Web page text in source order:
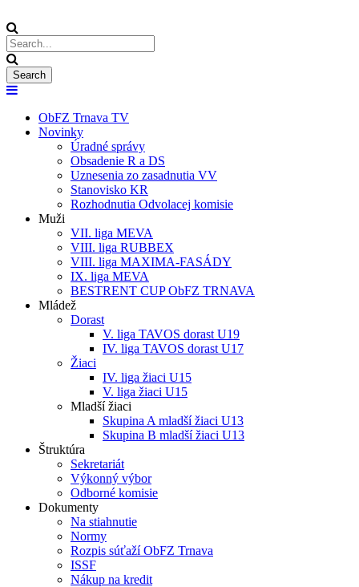
ObFZ Trnava TV
Novinky
Úradné správy
Obsadenie R a DS
Uznesenia zo zasadnutia VV
Stanovisko KR
Rozhodnutia Odvolacej komisie
Muži
VII. liga MEVA
VIII. liga RUBBEX
VIII. liga MAXIMA-FASÁDY
IX. liga MEVA
BESTRENT CUP ObFZ TRNAVA
Mládež
Dorast
V. liga TAVOS dorast U19
IV. liga TAVOS dorast U17
Žiaci
IV. liga žiaci U15
V. liga žiaci U15
Mladší žiaci
Skupina A mladší žiaci U13
Skupina B mladší žiaci U13
Štruktúra
Sekretariát
Výkonný výbor
Odborné komisie
Dokumenty
Na stiahnutie
Normy
Rozpis súťaží ObFZ Trnava
ISSF
Nákup na kredit